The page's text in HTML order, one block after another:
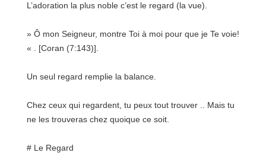
L’adoration la plus noble c’est le regard (la vue).
» Ô mon Seigneur, montre Toi à moi pour que je Te voie!
« . [Coran (7:143)].
Un seul regard remplie la balance.
Chez ceux qui regardent, tu peux tout trouver .. Mais tu
ne les trouveras chez quoique ce soit.
# Le Regard